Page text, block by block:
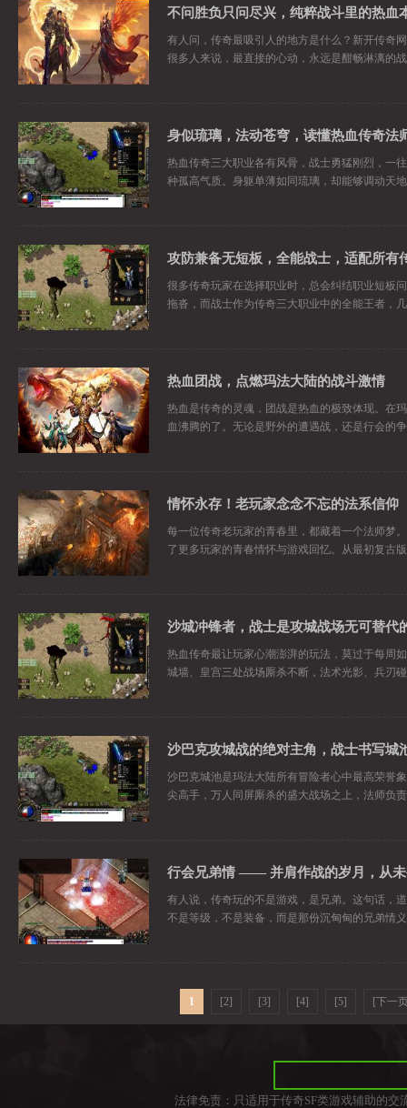
不问胜负只问尽兴，纯粹战斗里的热血
有人问，传奇最吸引人的地方是什么？新开传奇
很多人来说，最直接的心动，永远是酣畅淋漓的
身似琉璃，法动苍穹，读懂热血传奇法
热血传奇三大职业各有风骨，战士勇猛刚烈，一
种孤高气质。身躯单薄如同琉璃，却能够调动天
攻防兼备无短板，全能战士，适配所有
很多传奇玩家在选择职业时，总会纠结职业短板
拖沓，而战士作为传奇三大职业中的全能王者，
热血团战，点燃玛法大陆的战斗激情
热血是传奇的灵魂，团战是热血的极致体现。在
血沸腾的了。无论是野外的遭遇战，还是行会的
情怀永存！老玩家念念不忘的法系信仰
每一位传奇老玩家的青春里，都藏着一个法师梦
了更多玩家的青春情怀与游戏回忆。从最初复古
沙城冲锋者，战士是攻城战场无可替代
热血传奇最让玩家心潮澎湃的玩法，莫过于每周
城墙、皇宫三处战场厮杀不断，法术光影、兵刃
沙巴克城池是玛法大陆所有冒险者心中最高荣誉
尖高手，万人同屏厮杀的盛大战场之上，法师负
行会兄弟情 —— 并肩作战的岁月，从
有人说，传奇玩的不是游戏，是兄弟。这句话，
不是等级，不是装备，而是那份沉甸甸的兄弟情
1 [2] [3] [4] [5] [下一
法律免责：只适用于传奇SF类游戏辅助的